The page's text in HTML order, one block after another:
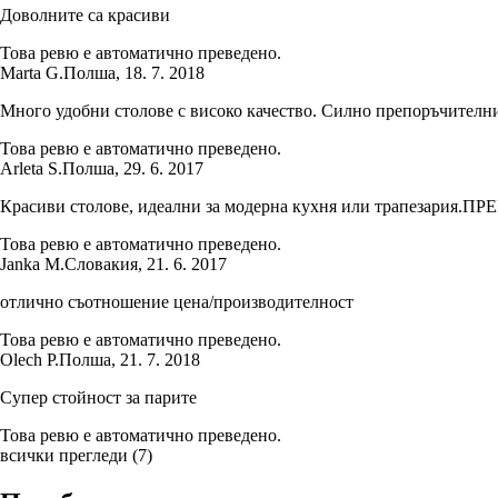
Доволните са красиви
Това ревю е автоматично преведено.
Marta G.Полша, 18. 7. 2018
Много удобни столове с високо качество. Силно
Това ревю е автоматично преведено.
Arleta S.Полша, 29. 6. 2017
Красиви столове, идеални за модерна кухня или
Това ревю е автоматично преведено.
Janka M.Словакия, 21. 6. 2017
отлично съотношение цена/производителност
Това ревю е автоматично преведено.
Olech P.Полша, 21. 7. 2018
Супер стойност за парите
Това ревю е автоматично преведено.
всички прегледи (7)